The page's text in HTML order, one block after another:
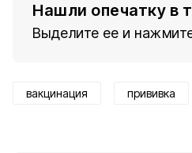
Нашли опечатку в
Выделите ее и
вакцинация прививка